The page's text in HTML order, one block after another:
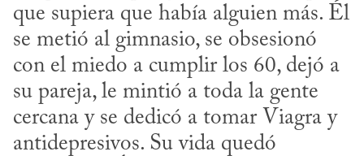
que supiera que había alguien más. Él
se metió al gimnasio, se obsesionó
con el miedo a cumplir los 60, dejó a
su pareja, le mintió a toda la gente
cercana y se dedicó a tomar Viagra y
antidepresivos. Su vida quedó